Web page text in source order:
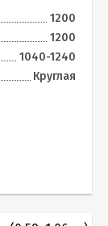
1200
1200
1040-1240
Круглая